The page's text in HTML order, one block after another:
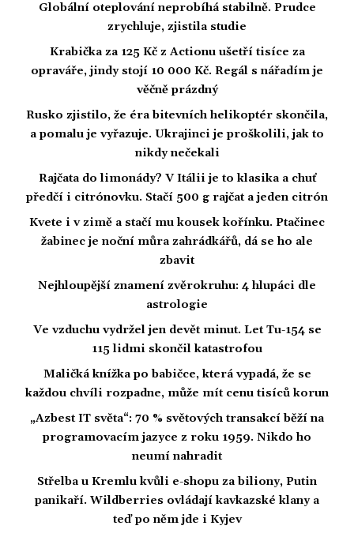
Globální oteplování neprobíhá stabilně. Prudce
zrychluje, zjistila studie
Krabička za 125 Kč z Actionu ušetří tisíce za
opraváře, jindy stojí 10 000 Kč. Regál s nářadím je
věčně prázdný
Rusko zjistilo, že éra bitevních helikoptér skončila,
a pomalu je vyřazuje. Ukrajinci je proškolili, jak to
nikdy nečekali
Rajčata do limonády? V Itálii je to klasika a chuť
předčí i citrónovku. Stačí 500 g rajčat a jeden citrón
Kvete i v zimě a stačí mu kousek kořínku. Ptačinec
žabinec je noční můra zahrádkářů, dá se ho ale
zbavit
Nejhloupější znamení zvěrokruhu: 4 hlupáci dle
astrologie
Ve vzduchu vydržel jen devět minut. Let Tu-154 se
115 lidmi skončil katastrofou
Maličká knížka po babičce, která vypadá, že se
každou chvíli rozpadne, může mít cenu tisíců korun
„Azbest IT světa“: 70 % světových transakcí běží na
programovacím jazyce z roku 1959. Nikdo ho
neumí nahradit
Střelba u Kremlu kvůli e-shopu za biliony, Putin
panikaří. Wildberries ovládají kavkazské klany a
teď po něm jde i Kyjev